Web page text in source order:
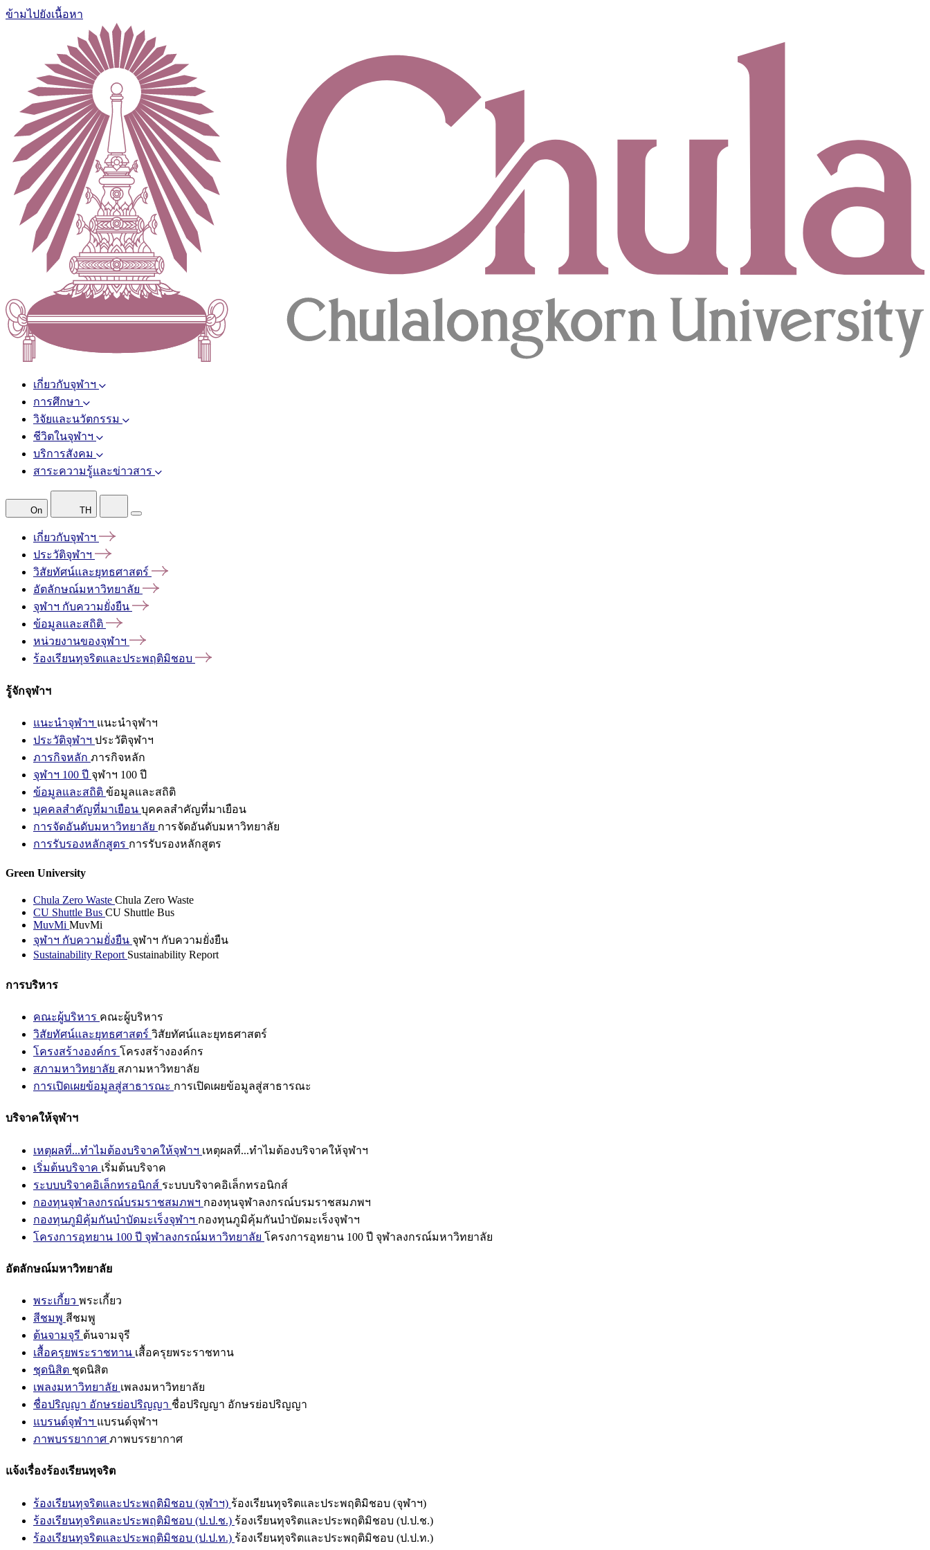
ข้ามไปยังเนื้อหา
เกี่ยวกับจุฬาฯ
การศึกษา
วิจัยและนวัตกรรม
ชีวิตในจุฬาฯ
บริการสังคม
สาระความรู้และข่าวสาร
On TH
เกี่ยวกับจุฬาฯ
ประวัติจุฬาฯ
วิสัยทัศน์และยุทธศาสตร์
อัตลักษณ์มหาวิทยาลัย
จุฬาฯ กับความยั่งยืน
ข้อมูลและสถิติ
หน่วยงานของจุฬาฯ
ร้องเรียนทุจริตและประพฤติมิชอบ
รู้จักจุฬาฯ
แนะนำจุฬาฯ แนะนำจุฬาฯ
ประวัติจุฬาฯ ประวัติจุฬาฯ
ภารกิจหลัก ภารกิจหลัก
จุฬาฯ 100 ปี จุฬาฯ 100 ปี
ข้อมูลและสถิติ ข้อมูลและสถิติ
บุคคลสำคัญที่มาเยือน บุคคลสำคัญที่มาเยือน
การจัดอันดับมหาวิทยาลัย การจัดอันดับมหาวิทยาลัย
การรับรองหลักสูตร การรับรองหลักสูตร
Green University
Chula Zero Waste Chula Zero Waste
CU Shuttle Bus CU Shuttle Bus
MuvMi MuvMi
จุฬาฯ กับความยั่งยืน จุฬาฯ กับความยั่งยืน
Sustainability Report Sustainability Report
การบริหาร
คณะผู้บริหาร คณะผู้บริหาร
วิสัยทัศน์และยุทธศาสตร์ วิสัยทัศน์และยุทธศาสตร์
โครงสร้างองค์กร โครงสร้างองค์กร
สภามหาวิทยาลัย สภามหาวิทยาลัย
การเปิดเผยข้อมูลสู่สาธารณะ การเปิดเผยข้อมูลสู่สาธารณะ
บริจาคให้จุฬาฯ
เหตุผลที่...ทำไมต้องบริจาคให้จุฬาฯ เหตุผลที่...ทำไมต้องบริจาคให้จุฬาฯ
เริ่มต้นบริจาค เริ่มต้นบริจาค
ระบบบริจาคอิเล็กทรอนิกส์ ระบบบริจาคอิเล็กทรอนิกส์
กองทุนจุฬาลงกรณ์บรมราชสมภพฯ กองทุนจุฬาลงกรณ์บรมราชสมภพฯ
กองทุนภูมิคุ้มกันบำบัดมะเร็งจุฬาฯ กองทุนภูมิคุ้มกันบำบัดมะเร็งจุฬาฯ
โครงการอุทยาน 100 ปี จุฬาลงกรณ์มหาวิทยาลัย โครงการอุทยาน 100 ปี จุฬาลงกรณ์มหาวิทยาลัย
อัตลักษณ์มหาวิทยาลัย
พระเกี้ยว พระเกี้ยว
สีชมพู สีชมพู
ต้นจามจุรี ต้นจามจุรี
เสื้อครุยพระราชทาน เสื้อครุยพระราชทาน
ชุดนิสิต ชุดนิสิต
เพลงมหาวิทยาลัย เพลงมหาวิทยาลัย
ชื่อปริญญา อักษรย่อปริญญา ชื่อปริญญา อักษรย่อปริญญา
แบรนด์จุฬาฯ แบรนด์จุฬาฯ
ภาพบรรยากาศ ภาพบรรยากาศ
แจ้งเรื่องร้องเรียนทุจริต
ร้องเรียนทุจริตและประพฤติมิชอบ (จุฬาฯ) ร้องเรียนทุจริตและประพฤติมิชอบ (จุฬาฯ)
ร้องเรียนทุจริตและประพฤติมิชอบ (ป.ป.ช.) ร้องเรียนทุจริตและประพฤติมิชอบ (ป.ป.ช.)
ร้องเรียนทุจริตและประพฤติมิชอบ (ป.ป.ท.) ร้องเรียนทุจริตและประพฤติมิชอบ (ป.ป.ท.)